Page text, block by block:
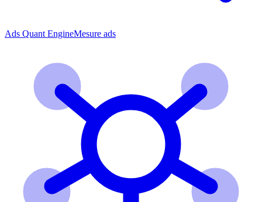
Ads Quant EngineMesure ads